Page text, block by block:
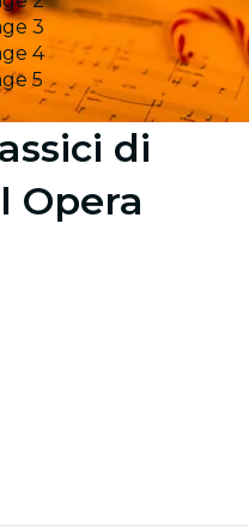
3
4
5
di
Opera